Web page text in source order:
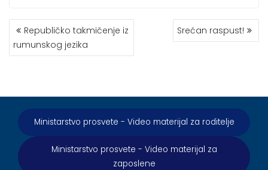
КРЕТАЊЕ
ЧЛАНКА
Republičko takmičenje iz
rumunskog jezika
Srećan raspust!
Ministarstvo prosvete - Video materijal za roditelje
Ministarstvo prosvete - Video materijal za
zaposlene